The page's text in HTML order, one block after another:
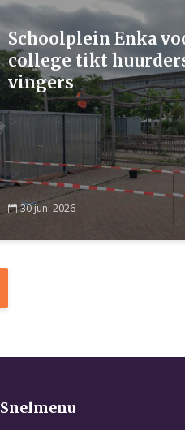
Schoolplein Enka
college tikt
vingers
30 juni 2026
Snelmenu